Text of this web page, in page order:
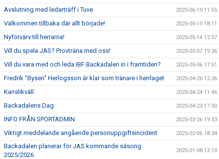
Avslutning med ledarträff i Tuve 2025-06-19 11:55
Välkommen tillbaka där allt började! 2025-05-15 18:11
Nyförvärv till herrarna! 2025-05-14 12:57
Vill du spela JAS? Provträna med oss! 2025-05-07 19:36
Vill du vara med och leda IBF Backadalen in i framtiden? 2025-05-06 17:51
Fredrik "Bysen" Herlogsson är klar som tränare i herrlaget 2025-04-26 12:26
Kanslikväll 2025-04-24 11:46
Backadalens Dag 2025-04-23 17:00
INFO FRÅN SPORTADMIN 2025-02-26 19:33
Viktigt meddelande angående personuppgiftsincident 2025-02-06 18:34
Backadalen planerar för JAS kommande säsong
2025/2026
2025-01-08 12:10